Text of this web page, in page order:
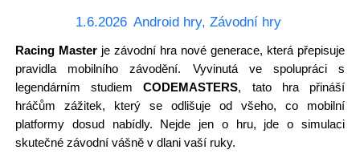
1.6.2026 Android hry, Závodní hry
Racing Masterje závodní hra nové generace, která přepisuje
pravidla mobilního závodění. Vyvinutá ve spolupráci s
legendárním studiemCODEMASTERS, tato hra přináší
hráčům zážitek, který se odlišuje od všeho, co mobilní
platformy dosud nabídly. Nejde jen o hru, jde o simulaci
skutečné závodní vášně v dlani vaší ruky.